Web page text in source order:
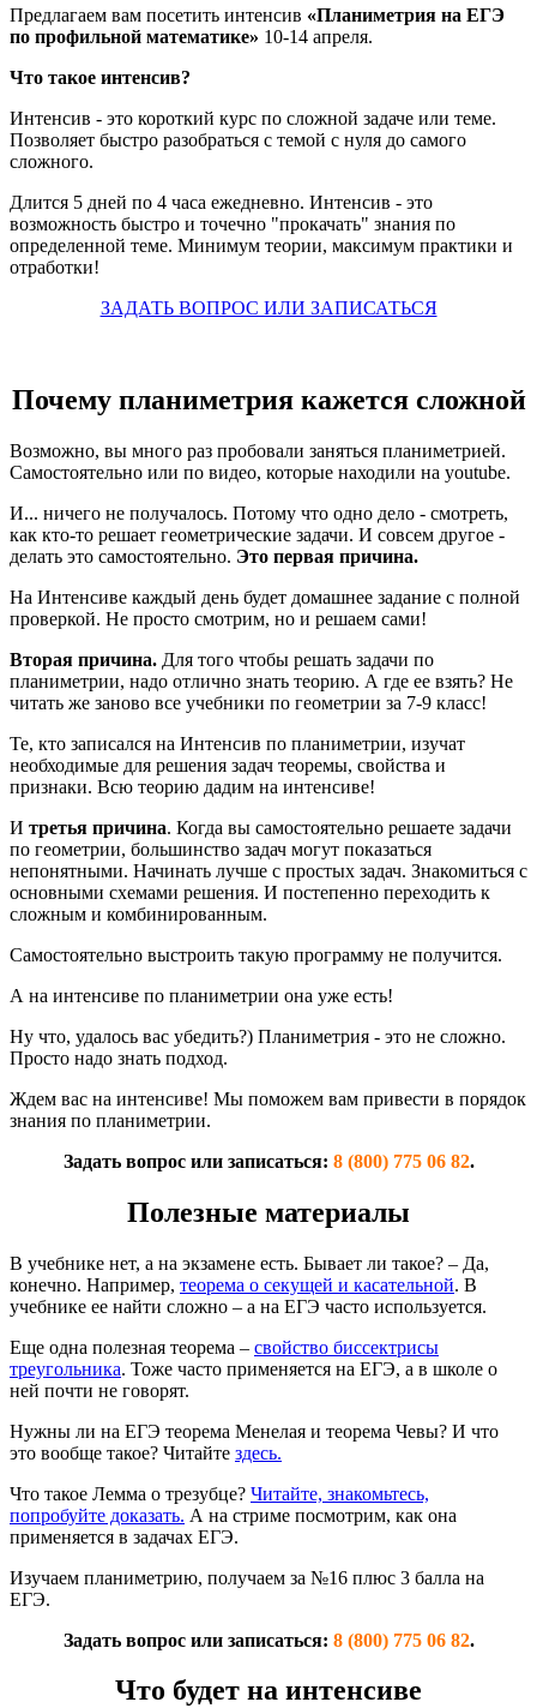
Предлагаем вам посетить интенсив «Планиметрия на ЕГЭ
по профильной математике» 10-14 апреля.
Что такое интенсив?
Интенсив - это короткий курс по сложной задаче или теме.
Позволяет быстро разобраться с темой с нуля до самого
сложного.
Длится 5 дней по 4 часа ежедневно. Интенсив - это
возможность быстро и точечно "прокачать" знания по
определенной теме. Минимум теории, максимум практики и
отработки!
ЗАДАТЬ ВОПРОС ИЛИ ЗАПИСАТЬСЯ
Почему планиметрия кажется сложной
Возможно, вы много раз пробовали заняться планиметрией.
Самостоятельно или по видео, которые находили на youtube.
И... ничего не получалось. Потому что одно дело - смотреть,
как кто-то решает геометрические задачи. И совсем другое -
делать это самостоятельно. Это первая причина.
На Интенсиве каждый день будет домашнее задание с полной
проверкой. Не просто смотрим, но и решаем сами!
Вторая причина. Для того чтобы решать задачи по
планиметрии, надо отлично знать теорию. А где ее взять? Не
читать же заново все учебники по геометрии за 7-9 класс!
Те, кто записался на Интенсив по планиметрии, изучат
необходимые для решения задач теоремы, свойства и
признаки. Всю теорию дадим на интенсиве!
И третья причина. Когда вы самостоятельно решаете задачи
по геометрии, большинство задач могут показаться
непонятными. Начинать лучше с простых задач. Знакомиться с
основными схемами решения. И постепенно переходить к
сложным и комбинированным.
Самостоятельно выстроить такую программу не получится.
А на интенсиве по планиметрии она уже есть!
Ну что, удалось вас убедить?) Планиметрия - это не сложно.
Просто надо знать подход.
Ждем вас на интенсиве! Мы поможем вам привести в порядок
знания по планиметрии.
Задать вопрос или записаться: 8 (800) 775 06 82.
Полезные материалы
В учебнике нет, а на экзамене есть. Бывает ли такое? – Да,
конечно. Например, теорема о секущей и касательной. В
учебнике ее найти сложно – а на ЕГЭ часто используется.
Еще одна полезная теорема – свойство биссектрисы
треугольника. Тоже часто применяется на ЕГЭ, а в школе о
ней почти не говорят.
Нужны ли на ЕГЭ теорема Менелая и теорема Чевы? И что
это вообще такое? Читайте здесь.
Что такое Лемма о трезубце? Читайте, знакомьтесь,
попробуйте доказать. А на стриме посмотрим, как она
применяется в задачах ЕГЭ.
Изучаем планиметрию, получаем за №16 плюс 3 балла на
ЕГЭ.
Задать вопрос или записаться: 8 (800) 775 06 82.
Что будет на интенсиве